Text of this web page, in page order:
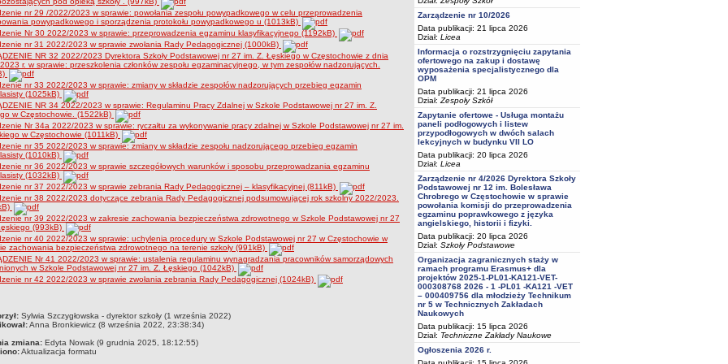
nr 29 /2022/2023 w sprawie: powołania zespołu powypadkowego w celu przeprowadzenia
powypadkowego i sporządzenia protokołu powypadkowego u (1013kB)
Nr 30 2022/2023 w sprawie: przeprowadzenia egzaminu klasyfikacyjnego (1192kB)
nr 31 2022/2023 w sprawie zwołania Rady Pedagogicznej (1000kB)
NR 32 2022/2023 Dyrektora Szkoły Podstawowej nr 27 im. Z. Łęskiego w Częstochowie z dnia
r. w sprawie: przeszkolenia członków zespołu egzaminacyjnego, w tym zespołów nadzorujących.
nr 33 2022/2023 w sprawie: zmiany w składzie zespołów nadzorujących przebieg egzamin
(1025kB)
NR 34 2022/2023 w sprawie: Regulaminu Pracy Zdalnej w Szkole Podstawowej nr 27 im. Z.
w Częstochowie. (1522kB)
Nr 34a 2022/2023 w sprawie: ryczałtu za wykonywanie pracy zdalnej w Szkole Podstawowej nr 27 im.
w Częstochowie (1011kB)
nr 35 2022/2023 w sprawie: zmiany w składzie zespołu nadzorującego przebieg egzamin
(1010kB)
nr 36 2022/2023 w sprawie szczegółowych warunków i sposobu przeprowadzania egzaminu
(1032kB)
nr 37 2022/2023 w sprawie zebrania Rady Pedagogicznej – klasyfikacyjnej (811kB)
nr 38 2022/2023 dotyczące zebrania Rady Pedagogicznej podsumowującej rok szkolny 2022/2023.
nr 39 2022/2023 w zakresie zachowania bezpieczeństwa zdrowotnego w Szkole Podstawowej nr 27
(993kB)
nr 40 2022/2023 w sprawie: uchylenia procedury w Szkole Podstawowej nr 27 w Częstochowie w
zachowania bezpieczeństwa zdrowotnego na terenie szkoły (991kB)
Nr 41 2022/2023 w sprawie: ustalenia regulaminu wynagradzania pracowników samorządowych
w Szkole Podstawowej nr 27 im. Z. Łęskiego (1042kB)
nr 42 2022/2023 w sprawie zwołania zebrania Rady Pedagogicznej (1024kB)
Sylwia Szczygłowska - dyrektor szkoły (1 września 2022)
Anna Bronkiewicz (8 września 2022, 23:38:34)
zmiana: Edyta Nowak (9 grudnia 2025, 18:12:55)
Aktualizacja formatu
Zarządzenie nr 10/2026
Data publikacji: 21 lipca 2026
Dział: Licea
Informacja o rozstrzygnięciu zapytania
ofertowego na zakup i dostawę
wyposażenia specjalistycznego dla
OPM
Data publikacji: 21 lipca 2026
Dział: Zespoły Szkół
Zapytanie ofertowe - Usługa montażu
paneli podłogowych i listew
przypodłogowych w dwóch salach
lekcyjnych w budynku VII LO
Data publikacji: 20 lipca 2026
Dział: Licea
Zarządzenie nr 4/2026 Dyrektora Szkoły
Podstawowej nr 12 im. Bolesława
Chrobrego w Częstochowie w sprawie
powołania komisji do przeprowadzenia
egzaminu poprawkowego z języka
angielskiego, historii i fizyki.
Data publikacji: 20 lipca 2026
Dział: Szkoły Podstawowe
Organizacja zagranicznych staży w
ramach programu Erasmus+ dla
projektów 2025-1-PL01-KA121-VET-
000308768 2026 - 1 -PL01 -KA121 -VET
– 000409756 dla młodzieży Technikum
nr 5 w Technicznych Zakładach
Naukowych
Data publikacji: 15 lipca 2026
Dział: Techniczne Zakłady Naukowe
Ogłoszenia 2026 r.